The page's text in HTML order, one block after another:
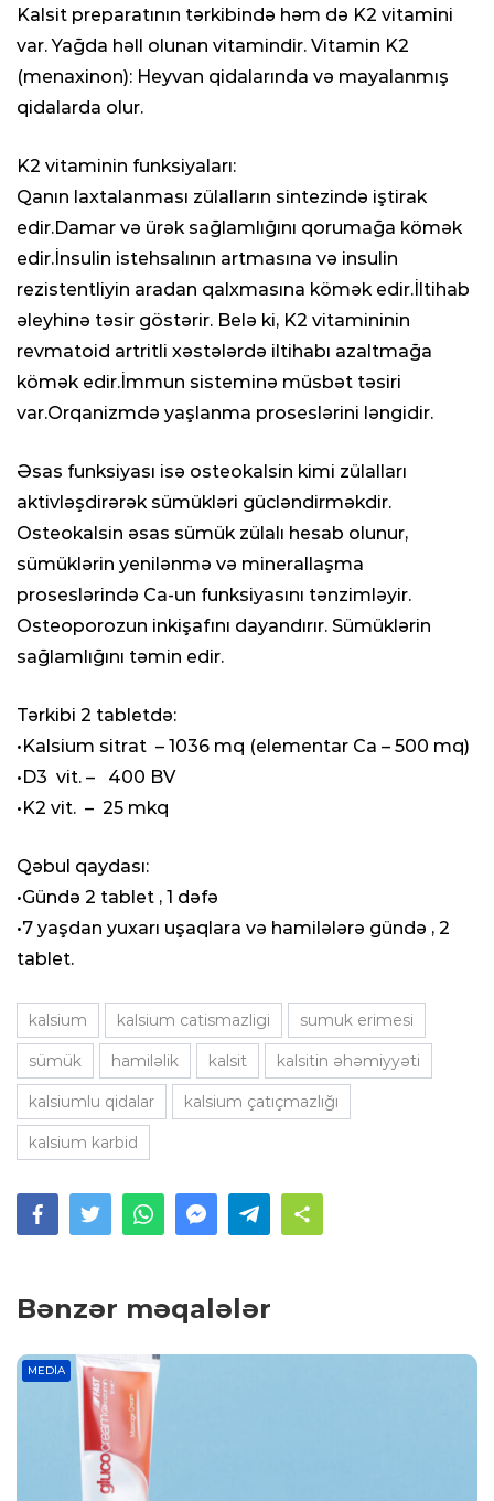
Kalsit preparatının tərkibində həm də K2 vitamini
var. Yağda həll olunan vitamindir. Vitamin K2
(menaxinon): Heyvan qidalarında və mayalanmış
qidalarda olur.
K2 vitaminin funksiyaları:
Qanın laxtalanması zülalların sintezində iştirak
edir.Damar və ürək sağlamlığını qorumağa kömək
edir.İnsulin istehsalının artmasına və insulin
rezistentliyin aradan qalxmasına kömək edir.İltihab
əleyhinə təsir göstərir. Belə ki, K2 vitamininin
revmatoid artritli xəstələrdə iltihabı azaltmağa
kömək edir.İmmun sisteminə müsbət təsiri
var.Orqanizmdə yaşlanma proseslərini ləngidir.
Əsas funksiyası isə osteokalsin kimi zülalları
aktivləşdirərək sümükləri gücləndirməkdir.
Osteokalsin əsas sümük zülalı hesab olunur,
sümüklərin yenilənmə və minerallaşma
proseslərində Ca-un funksiyasını tənzimləyir.
Osteoporozun inkişafını dayandırır. Sümüklərin
sağlamlığını təmin edir.
Tərkibi 2 tabletdə:
•Kalsium sitrat – 1036 mq (elementar Ca – 500 mq)
•D3 vit. – 400 BV
•K2 vit. – 25 mkq
Qəbul qaydası:
•Gündə 2 tablet , 1 dəfə
•7 yaşdan yuxarı uşaqlara və hamilələrə gündə , 2
tablet.
kalsium kalsium catismazligi sumuk erimesi
sümük hamiləlik kalsit kalsitin əhəmiyyəti
kalsiumlu qidalar kalsium çatıçmazlığı
kalsium karbid
Bənzər məqalələr
MEDIA